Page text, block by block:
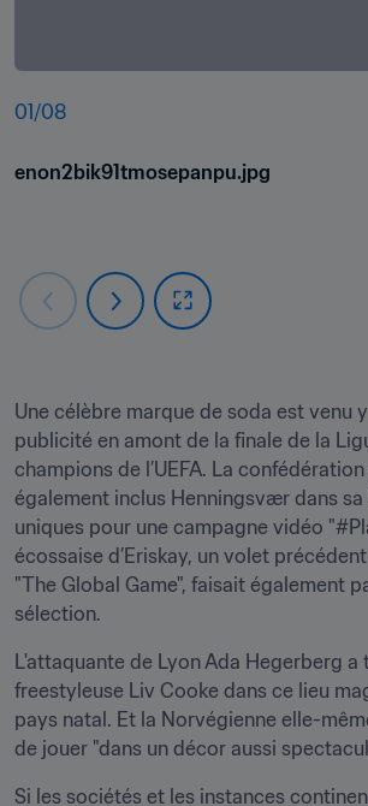
01 /08
enon2bik91tmosepanpu.jpg
Une célèbre marque de soda est venu
publicité en amont de la finale de la
champions de l’UEFA. La
également inclus Henningsvær dans sa
uniques pour une campagne vidéo
écossaise d’Eriskay, un volet
"The Global Game", faisait également
sélection.
L'attaquante de Lyon Ada Hegerberg a
freestyleuse Liv Cooke dans ce lieu
pays natal. Et la Norvégienne elle-
de jouer "dans un décor aussi
Si les sociétés et les instances